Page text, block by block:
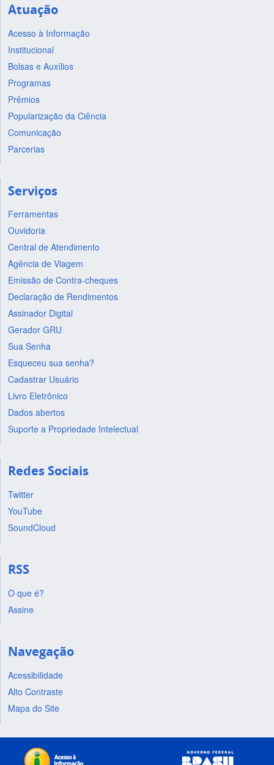
Atuação
Acesso à Informação
Institucional
Bolsas e Auxílios
Programas
Prêmios
Popularização da Ciência
Comunicação
Parcerias
Serviços
Ferramentas
Ouvidoria
Central de Atendimento
Agência de Viagem
Emissão de Contra-cheques
Declaração de Rendimentos
Assinador Digital
Gerador GRU
Sua Senha
Esqueceu sua senha?
Cadastrar Usuário
Livro Eletrônico
Dados abertos
Suporte a Propriedade Intelectual
Redes Sociais
Twitter
YouTube
SoundCloud
RSS
O que é?
Assine
Navegação
Acessibilidade
Alto Contraste
Mapa do Site